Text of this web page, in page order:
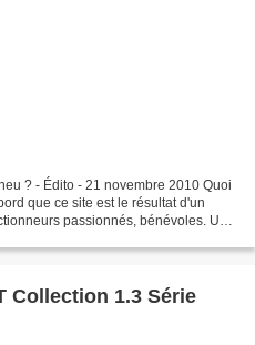
? - Édito - 21 novembre 2010 Quoi
que ce site est le résultat d'un
passionnés, bénévoles. Une
Collection 1.3 Série